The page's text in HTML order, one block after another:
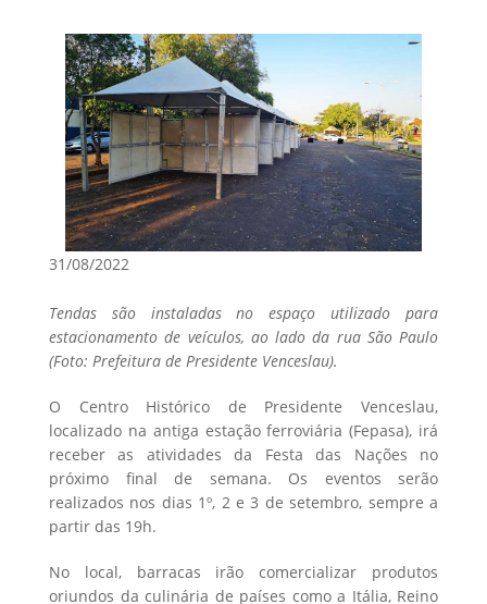
31/08/2022
Tendas são instaladas no espaço utilizado para
estacionamento de veículos, ao lado da rua São Paulo
(Foto: Prefeitura de Presidente Venceslau).
O Centro Histórico de Presidente Venceslau,
localizado na antiga estação ferroviária (Fepasa), irá
receber as atividades da Festa das Nações no
próximo final de semana. Os eventos serão
realizados nos dias 1º, 2 e 3 de setembro, sempre a
partir das 19h.
No local, barracas irão comercializar produtos
oriundos da culinária de países como a Itália, Reino